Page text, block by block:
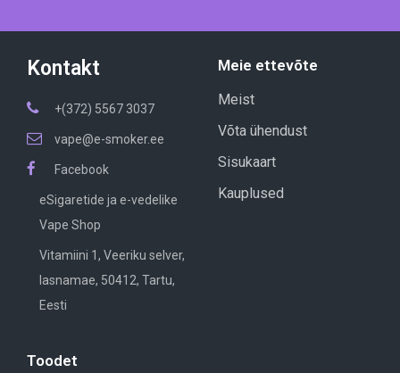
Kontakt
+(372) 5567 3037
vape@e-smoker.ee
Facebook
eSigaretide ja e-vedelike
Vape Shop
Vitamiini 1, Veeriku selver,
lasnamae, 50412, Tartu,
Eesti
Meie ettevõte
Meist
Võta ühendust
Sisukaart
Kauplused
Toodet